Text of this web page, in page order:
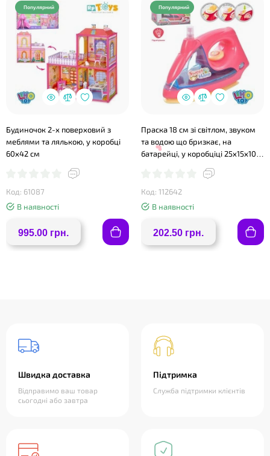
Популярний
Будиночок 2-х поверховий з
меблями та лялькою, у коробці
60х42 см
Код: 61087
В наявності
995.00 грн.
Популярний
Праска 18 см зі світлом, звуком
та водою що бризкає, на
батарейці, у коробціці 25х15х10,5
Код: 112642
В наявності
202.50 грн.
Швидка доставка
Відправимо ваш товар
сьогодні або завтра
Підтримка
Служба підтримки клієнтів